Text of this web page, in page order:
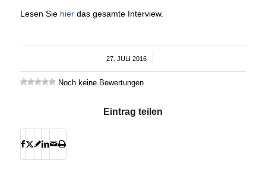
Lesen Sie hier das gesamte Interview.
27. JULI 2016
Noch keine Bewertungen
Eintrag teilen